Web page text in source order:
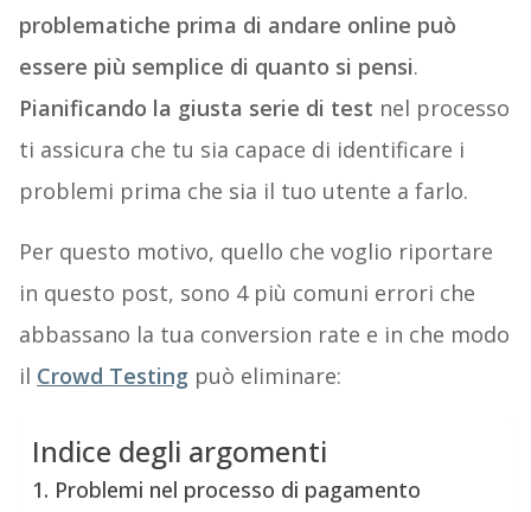
problematiche prima di andare online può
essere più semplice di quanto si pensi.
Pianificando la giusta serie di test nel processo
ti assicura che tu sia capace di identificare i
problemi prima che sia il tuo utente a farlo.
Per questo motivo, quello che voglio riportare
in questo post, sono 4 più comuni errori che
abbassano la tua conversion rate e in che modo
il Crowd Testing può eliminare:
Indice degli argomenti
1. Problemi nel processo di pagamento